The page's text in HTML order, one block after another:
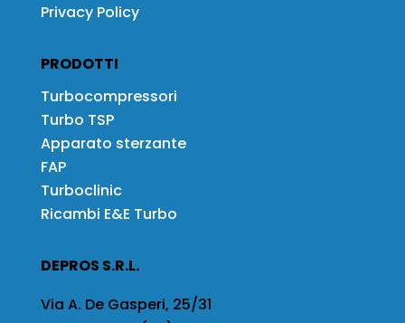
Privacy Policy
PRODOTTI
Turbocompressori
Turbo TSP
Apparato sterzante
FAP
Turboclinic
Ricambi E&E Turbo
DEPROS S.R.L.
Via A. De Gasperi, 25/31